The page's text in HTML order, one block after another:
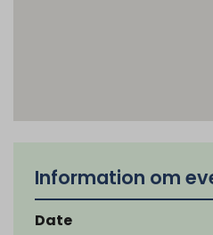
Information om
Date